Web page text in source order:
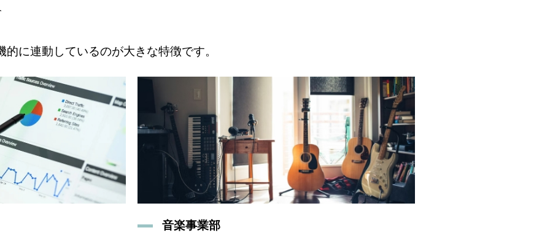
に連動しているのが大きな特徴です。
音楽事業部